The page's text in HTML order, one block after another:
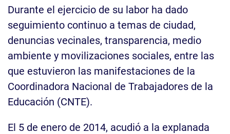
Durante el ejercicio de su labor ha dado
seguimiento continuo a temas de ciudad,
denuncias vecinales, transparencia, medio
ambiente y movilizaciones sociales, entre las
que estuvieron las manifestaciones de la
Coordinadora Nacional de Trabajadores de la
Educación (CNTE).
El 5 de enero de 2014, acudió a la explanada